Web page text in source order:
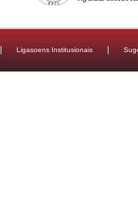
Ligasoens Institusionais